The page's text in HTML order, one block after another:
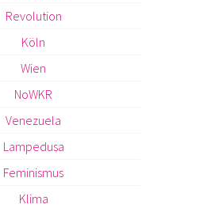
Revolution
Köln
Wien
NoWKR
Venezuela
Lampedusa
Feminismus
Klima